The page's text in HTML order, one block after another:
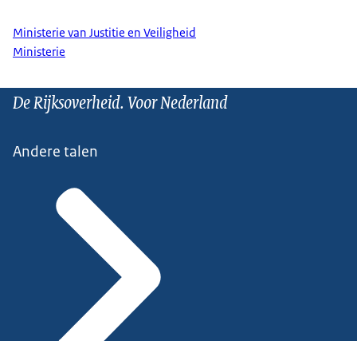
Ministerie van Justitie en Veiligheid
Ministerie
De Rijksoverheid. Voor Nederland
Andere talen